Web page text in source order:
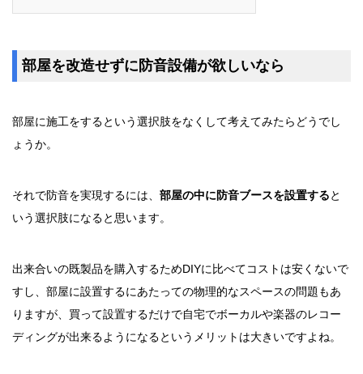
部屋を改造せずに防音設備が欲しいなら
部屋に施工をするという選択肢をなくして考えてみたらどうでし
ょうか。
それで防音を実現するには、 部屋の中に防音ブースを設置すると
いう選択肢になると思います。
出来合いの既製品を購入するためDIYに比べてコストは安くないで
すし、部屋に設置するにあたっての物理的なスペースの問題もあ
りますが、買って設置するだけで自宅でボーカルや楽器のレコー
ディングが出来るようになるというメリットは大きいですよね。